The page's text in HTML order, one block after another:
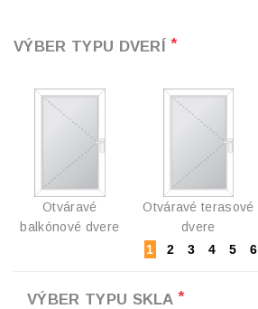
VÝBER TYPU DVERÍ*
Otváravé
balkónové dvere
Otváravé terasové
dvere
1 2 3 4 5 6
VÝBER TYPU SKLA*